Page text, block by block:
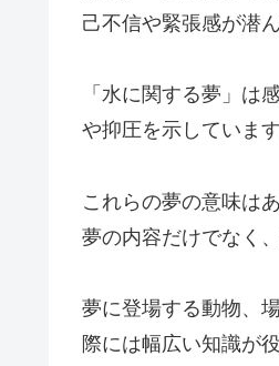
己不信や緊張感が潜
「水に関する夢」は
や抑圧を示しています
これらの夢の意味は
夢の内容だけでなく
夢に登場する動物、
際には幅広い知識が